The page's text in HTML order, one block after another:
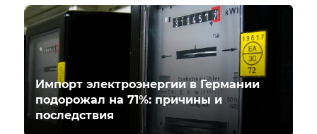
Импорт электроэнергии в Германии
подорожал на 71%: причины и
последствия